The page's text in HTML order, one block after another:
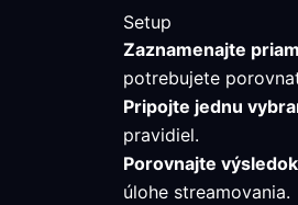
Setup
Zaznamenajte
potrebujete
Pripojte jednu
pravidiel.
Porovnajte výsledok
úlohe streamovania.